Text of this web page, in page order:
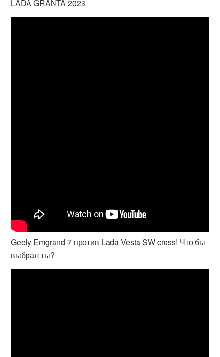
LADA GRANTA 2023
Geely Emgrand 7 против Lada Vesta SW cross! Что бы
выбрал ты?